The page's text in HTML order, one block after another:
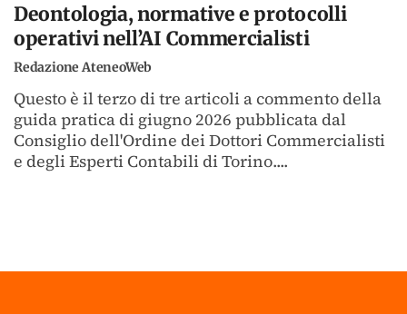
Deontologia, normative e protocolli
operativi nell’AI Commercialisti
Redazione AteneoWeb
Questo è il terzo di tre articoli a commento della
guida pratica di giugno 2026 pubblicata dal
Consiglio dell'Ordine dei Dottori Commercialisti
e degli Esperti Contabili di Torino....